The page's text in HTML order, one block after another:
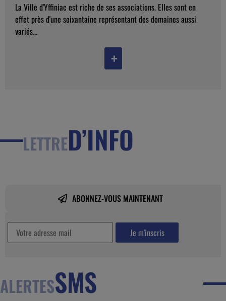
La Ville d'Yffiniac est riche de ses associations. Elles sont en
effet près d'une soixantaine représentant des domaines aussi
variés...
+
LETTRED’INFO
ABONNEZ-VOUS MAINTENANT
ALERTESSMS